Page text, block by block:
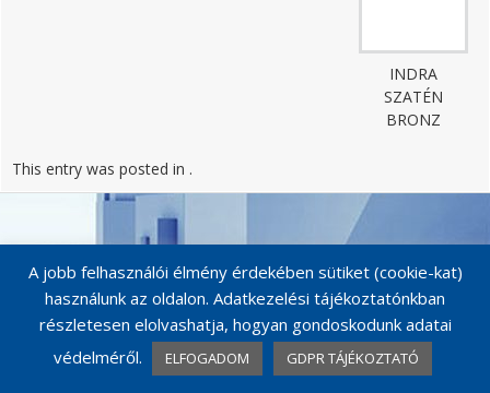
INDRA
SZATÉN
BRONZ
This entry was posted in .
Post
navigation
© MAESTRO KILINCSEK 2026Catalog Me! by impleCode
A jobb felhasználói élmény érdekében sütiket (cookie-kat)
használunk az oldalon. Adatkezelési tájékoztatónkban
részletesen elolvashatja, hogyan gondoskodunk adatai
védelméről.
ELFOGADOM GDPR TÁJÉKOZTATÓ